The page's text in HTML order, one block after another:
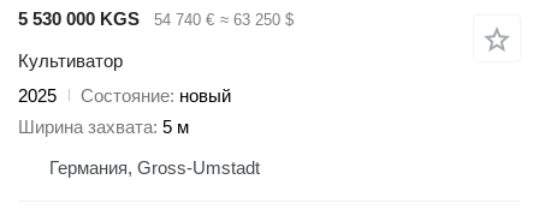
5 530 000 KGS
54 740 € ≈ 63 250 $
Культиватор
2025
Состояние новый
Ширина захвата 5 м
Германия, Gross-Umstadt